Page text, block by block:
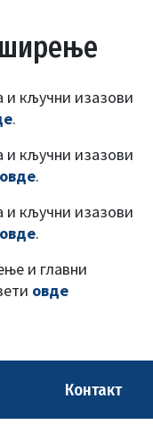
и кључни изазови
.
и кључни изазови
овде.
и кључни изазови
овде.
и главни
овде
Контакт